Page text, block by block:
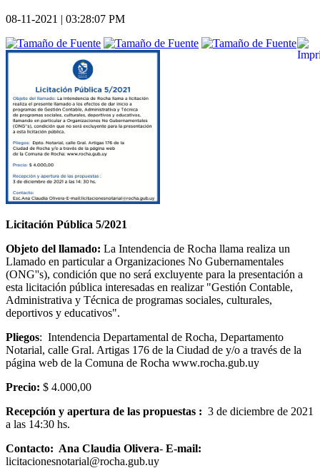
08-11-2021 | 03:28:07 PM
Licitación Pública 5/2021
Objeto del llamado: La Intendencia de Rocha llama realiza un
Llamado en particular a Organizaciones No Gubernamentales
(ONG''s), condición que no será excluyente para la presentación a
esta licitación pública interesadas en realizar "Gestión Contable,
Administrativa y Técnica de programas sociales, culturales,
deportivos y educativos".
Pliegos: Intendencia Departamental de Rocha, Departamento
Notarial, calle Gral. Artigas 176 de la Ciudad de y/o a través de la
página web de la Comuna de Rocha www.rocha.gub.uy
Precio: $ 4.000,00
Recepción y apertura de las propuestas : 3 de diciembre de 2021
a las 14:30 hs.
Contacto: Ana Claudia Olivera- E-mail:
licitacionesnotarial@rocha.gub.uy